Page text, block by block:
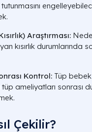
Araştırması:
kısırlık durumlarında
Kontrol: Tüp
ameliyatları sonrası
Çekilir?